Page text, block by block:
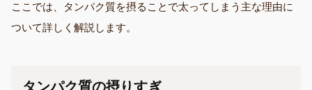
ここでは、タンパク質を摂ることで太ってしまう主な理由に
ついて詳しく解説します。
タンパク質の摂りすぎ